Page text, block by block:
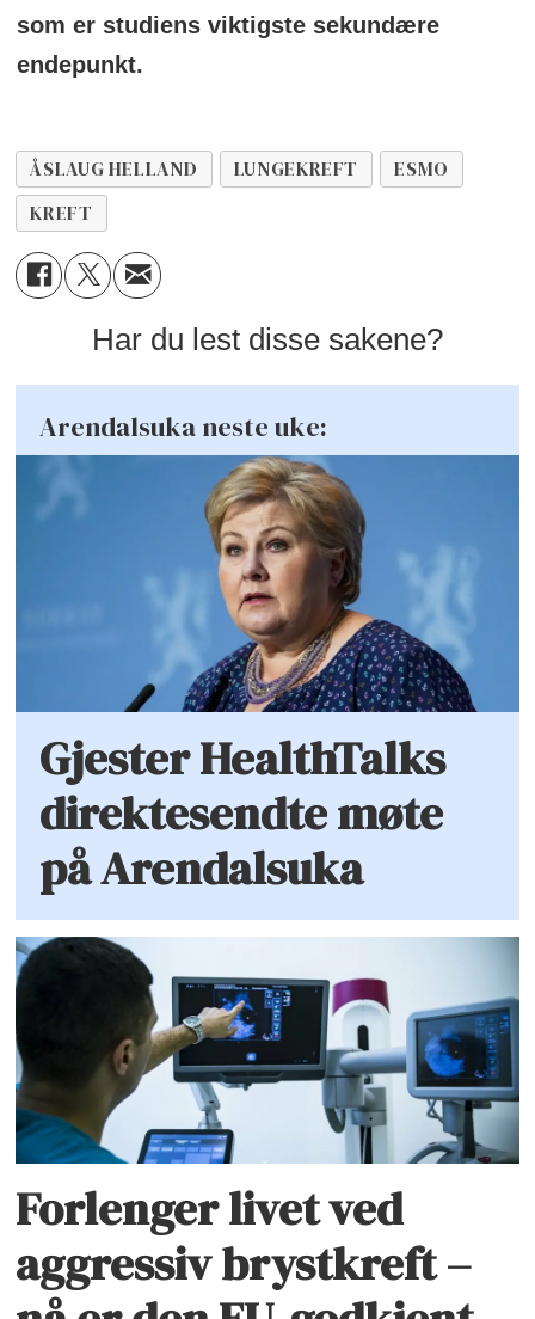
som er studiens viktigste sekundære
endepunkt.
ÅSLAUG HELLAND LUNGEKREFT
ESMO
KREFT
Har du lest disse sakene?
Arendalsuka neste uke:
Gjester HealthTalks
direktesendte møte
på Arendalsuka
Forlenger livet ved
aggressiv brystkreft –